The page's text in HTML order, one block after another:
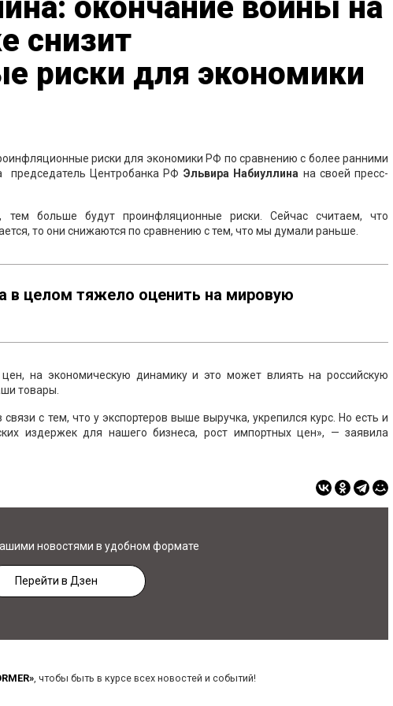
окончание войны на
снизит
риски для экономики
риски для экономики РФ по сравнению с более ранними
Центробанка РФ Эльвира Набиуллина на своей пресс-
больше будут проинфляционные риски. Сейчас считаем, что
то они снижаются по сравнению с тем, что мы думали раньше.
в целом тяжело оценить на мировую
на экономическую динамику и это может влиять на российскую
товары.
с тем, что у экспортеров выше выручка, укрепился курс. Но есть и
издержек для нашего бизнеса, рост импортных цен», — заявила
новостями в удобном формате
Перейти в Дзен
, чтобы быть в курсе всех новостей и событий!